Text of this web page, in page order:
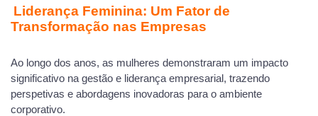
Liderança Feminina: Um Fator de
Transformação nas Empresas
Ao longo dos anos, as mulheres demonstraram um impacto
significativo na gestão e liderança empresarial, trazendo
perspetivas e abordagens inovadoras para o ambiente
corporativo.